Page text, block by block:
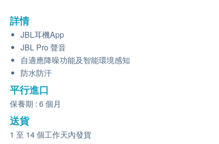
詳情
JBL耳機App
JBL Pro 聲音
自適應降噪功能及智能環境感知
防水防汗
平行進口
保養期 : 6 個月
送貨
1 至 14 個工作天內發貨